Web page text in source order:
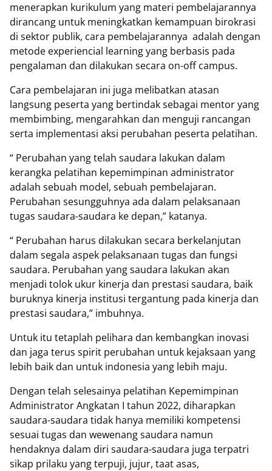
menerapkan kurikulum yang materi pembelajarannya
dirancang untuk meningkatkan kemampuan birokrasi
di sektor publik, cara pembelajarannya adalah dengan
metode experiencial learning yang berbasis pada
pengalaman dan dilakukan secara on-off campus.
Cara pembelajaran ini juga melibatkan atasan
langsung peserta yang bertindak sebagai mentor yang
membimbing, mengarahkan dan menguji rancangan
serta implementasi aksi perubahan peserta pelatihan.
“ Perubahan yang telah saudara lakukan dalam
kerangka pelatihan kepemimpinan administrator
adalah sebuah model, sebuah pembelajaran.
Perubahan sesungguhnya ada dalam pelaksanaan
tugas saudara-saudara ke depan,” katanya.
“ Perubahan harus dilakukan secara berkelanjutan
dalam segala aspek pelaksanaan tugas dan fungsi
saudara. Perubahan yang saudara lakukan akan
menjadi tolok ukur kinerja dan prestasi saudara, baik
buruknya kinerja institusi tergantung pada kinerja dan
prestasi saudara,” imbuhnya.
Untuk itu tetaplah pelihara dan kembangkan inovasi
dan jaga terus spirit perubahan untuk kejaksaan yang
lebih baik dan untuk indonesia yang lebih maju.
Dengan telah selesainya pelatihan Kepemimpinan
Administrator Angkatan I tahun 2022, diharapkan
saudara-saudara tidak hanya memiliki kompetensi
sesuai tugas dan wewenang saudara namun
hendaknya dalam diri saudara-saudara juga terpatri
sikap prilaku yang terpuji, jujur, taat asas,